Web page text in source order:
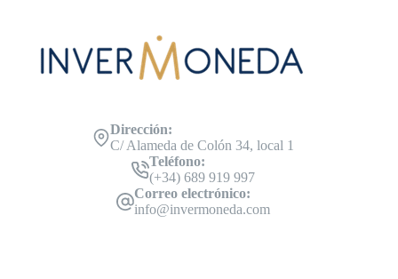
Dirección:
C/ Alameda de Colón 34, local 1
Teléfono:
(+34) 689 919 997
Correo electrónico:
info@invermoneda.com